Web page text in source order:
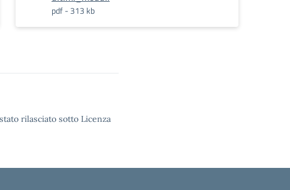
pdf - 313 kb
rilasciato sotto Licenza